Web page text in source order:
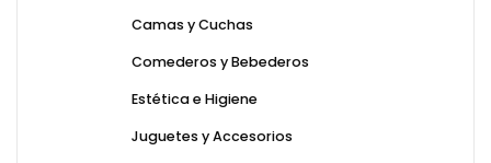
Camas y Cuchas
Comederos y Bebederos
Estética e Higiene
Juguetes y Accesorios